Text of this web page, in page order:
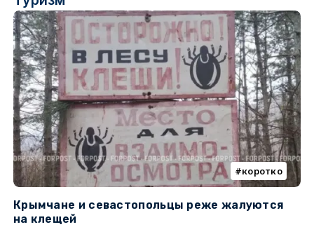
коротко
Крымчане и севастопольцы реже жалуются
на клещей